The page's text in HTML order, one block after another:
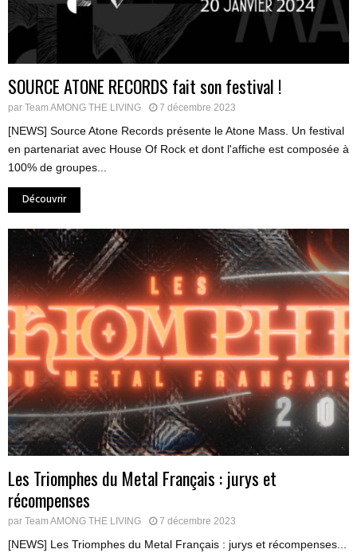
SOURCE ATONE RECORDS fait son festival !
par Team AMONG THE LIVING 7 décembre 2023
[NEWS] Source Atone Records présente le Atone Mass. Un festival
en partenariat avec House Of Rock et dont l'affiche est composée à
100% de groupes...
Découvrir
Les Triomphes du Metal Français : jurys et
récompenses
par Team AMONG THE LIVING 7 décembre 2023
[NEWS] Les Triomphes du Metal Français : jurys et récompenses...